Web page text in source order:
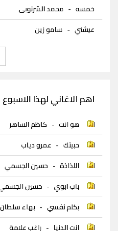
خمسه - محمد الشرنوبى
عيشني - سامو زين
اهم الاغاني لهذا الاسبوع
هو انت - كاظم الساهر
حبيتك - عمرو دياب
اللذاذة - حسين الجسمي
باب ابوي - حسين
بكلم نفسي - بهاء سلطان
انت الدنيا - راغب علامة